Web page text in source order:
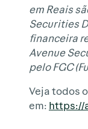
em Reais
Securities
financeira
Avenue
pelo FGC
Veja todos
em: https://